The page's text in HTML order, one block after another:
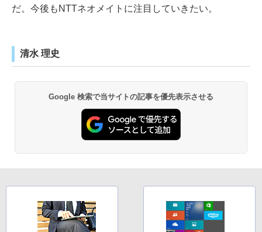
だ。今後もNTTネオメイトに注目していきたい。
清水 理史
Google 検索で当サイトの記事を優先表示させる